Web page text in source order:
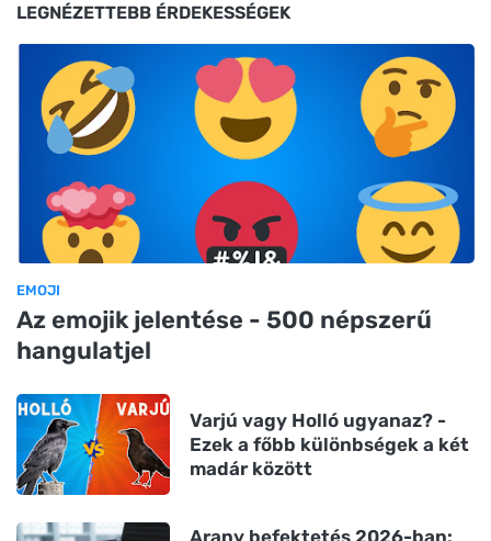
LEGNÉZETTEBB ÉRDEKESSÉGEK
EMOJI
Az emojik jelentése - 500 népszerű
hangulatjel
Varjú vagy Holló ugyanaz? -
Ezek a főbb különbségek a két
madár között